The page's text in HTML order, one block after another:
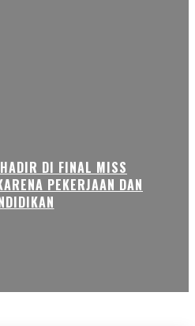
DI FINAL MISS
PEKERJAAN DAN